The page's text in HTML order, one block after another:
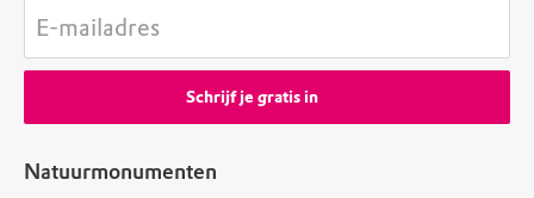
Natuurmonumenten
E-mailadres
Schrijf je gratis in